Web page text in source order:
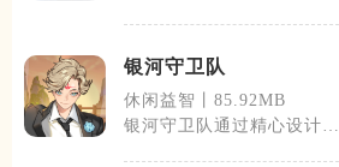
银河守卫队
休闲益智丨85.92MB
银河守卫队通过精心设计的